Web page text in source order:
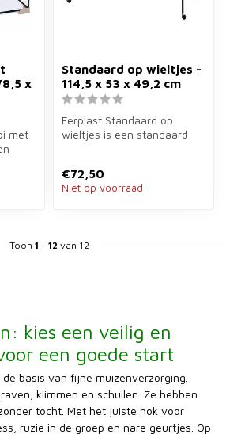
x
met
Standaard op wieltjes -
114,5 x 53 x 49,2 cm
Ferplast Standaard op
wieltjes is een standaard
€72,50
Niet op voorraad
Toon 1 - 12 van 12
kies een veilig en
een goede start
basis van fijne muizenverzorging.
klimmen en schuilen. Ze hebben
tocht. Met het juiste hok voor
ruzie in de groep en nare geurtjes. Op